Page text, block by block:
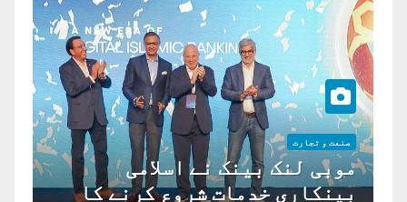
صنعت و تجارت
موبی لنک بینک نے اسلامی
بینکاری خدمات شروع کرنے کا